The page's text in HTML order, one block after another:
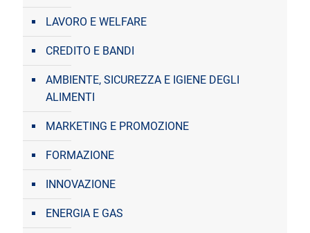
LAVORO E WELFARE
CREDITO E BANDI
AMBIENTE, SICUREZZA E IGIENE DEGLI
ALIMENTI
MARKETING E PROMOZIONE
FORMAZIONE
INNOVAZIONE
ENERGIA E GAS